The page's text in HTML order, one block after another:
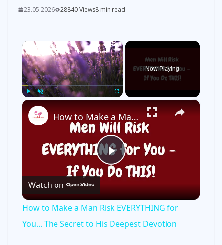
23.05.2026 28840 Views8 min read
×
Now Playing
×
P
l
a
How to Make a Man Risk EVERYTHING for You... The Secret to His Deepest Devotion
Watch on
How to Make a Man Risk EVERYTHING for
You... The Secret to His Deepest Devotion